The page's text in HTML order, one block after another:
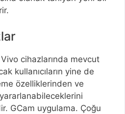
cihazlarında mevcut
kullanıcıların yine de
özelliklerinden ve
GCam uygulama. Çoğu